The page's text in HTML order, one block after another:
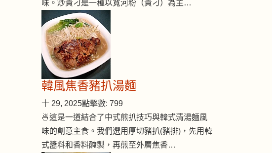
味。炒貴刁是一種以寬河粉（貴刁）為主…
韓風焦香豬扒湯麵
十 29, 2025點擊數: 799
🍜這是一道結合了中式煎扒技巧與韓式清湯麵風
味的創意主食。我們選用厚切豬扒(豬排)，先用韓
式醬料和香料醃製，再煎至外層焦香…